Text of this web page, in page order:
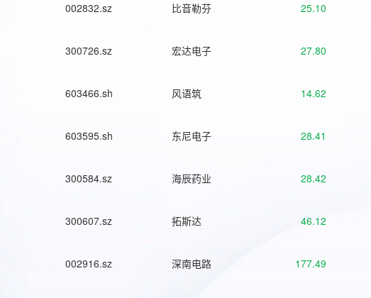
002832.sz 比音勒芬 25.10
300726.sz 宏达电子 27.80
603466.sh 风语筑 14.62
603595.sh 东尼电子 28.41
300584.sz 海辰药业 28.42
300607.sz 拓斯达 46.12
002916.sz 深南电路 177.49